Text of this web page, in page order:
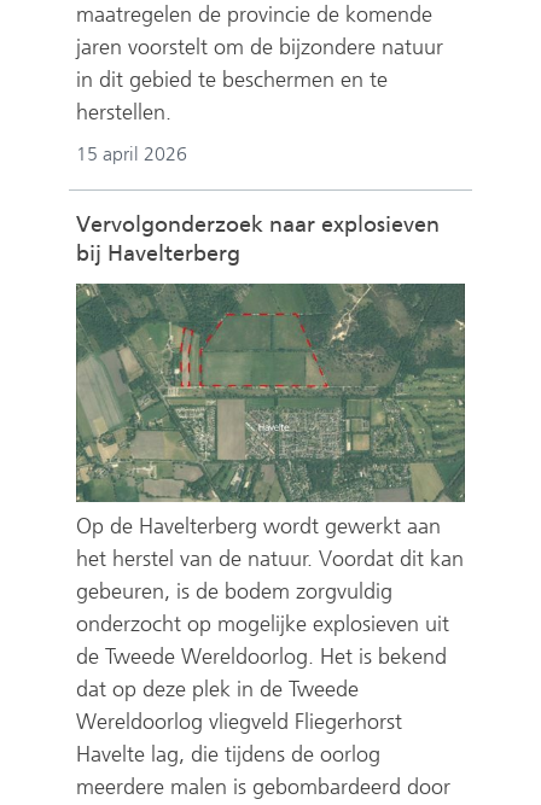
maatregelen de provincie de komende
jaren voorstelt om de bijzondere natuur
in dit gebied te beschermen en te
herstellen.
15 april 2026
Vervolgonderzoek naar explosieven
bij Havelterberg
Op de Havelterberg wordt gewerkt aan
het herstel van de natuur. Voordat dit kan
gebeuren, is de bodem zorgvuldig
onderzocht op mogelijke explosieven uit
de Tweede Wereldoorlog. Het is bekend
dat op deze plek in de Tweede
Wereldoorlog vliegveld Fliegerhorst
Havelte lag, die tijdens de oorlog
meerdere malen is gebombardeerd door